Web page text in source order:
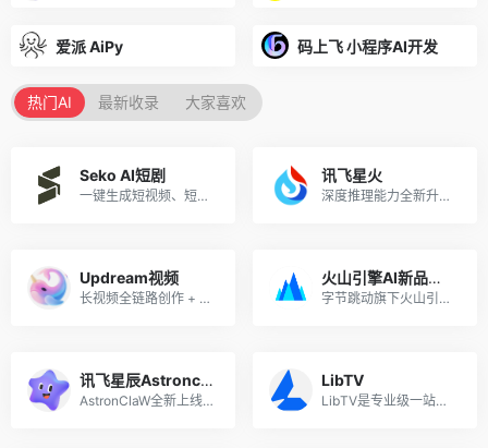
爱派 AiPy 码上飞 小程序AI开发
热门AI 最新收录 大家喜欢
Seko AI短剧
一键生成短视频、短剧，零基础批量出片，用户注册意愿高，转化稳定！
讯飞星火
深度推理能力全新升级，全面对标OpenAI o1
Updream视频
长视频全链路创作 + 节点式无限画布 + AI 智能助手 Agent，一站式整合图文视频大模型，覆盖剧本、分镜、成片全流程，主打中长视频批量自动化创作
火山引擎AI新品推广
字节跳动旗下火山引擎重磅 AI 产品矩阵来袭！火山引擎 ArkClaw智能体、火山方舟Agent Plan、Seedance 2.0 ——三大王牌覆盖开发者、创作者、企业用户。AI 风口正盛，好产品自带流量。
讯飞星辰Astronclaw
AstronClaW全新上线，基于OpenClaw核心能力，内置多场景模版开箱即用，安全养虾，就来讯飞星辰
LibTV
LibTV是专业级一站式 AI 视频创作平台, “无限画布 + 节点工作流”，支持人机协同与 AI Agent 全自动生成，主打高可控、全链路、工业化视频生产。